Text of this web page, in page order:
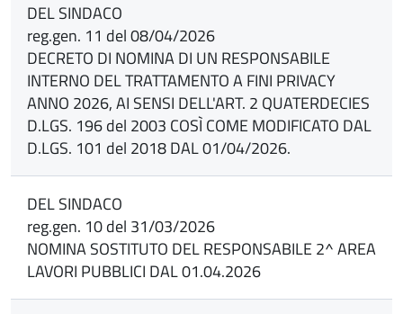
DEL SINDACO
reg.gen. 11 del 08/04/2026
DECRETO DI NOMINA DI UN RESPONSABILE
INTERNO DEL TRATTAMENTO A FINI PRIVACY
ANNO 2026, AI SENSI DELL'ART. 2 QUATERDECIES
D.LGS. 196 del 2003 COSÌ COME MODIFICATO DAL
D.LGS. 101 del 2018 DAL 01/04/2026.
DEL SINDACO
reg.gen. 10 del 31/03/2026
NOMINA SOSTITUTO DEL RESPONSABILE 2^ AREA
LAVORI PUBBLICI DAL 01.04.2026